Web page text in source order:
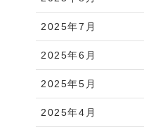
2025年7月
2025年6月
2025年5月
2025年4月